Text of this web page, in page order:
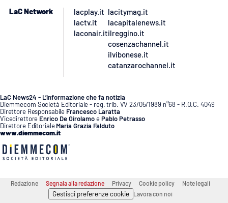
Food
Storie
LAC
NETWORK
LaC Network
lacplay.it
lactv.it
laconair.it
lacitymag.it
lacapitalenews.it
ilreggino.it
cosenzachannel.it
ilvibonese.it
catanzarochannel.it
LaC News24 - L’informazione che fa notizia
Diemmecom Società Editoriale - reg. trib. VV 23/05/1989 n°68 - R.O.C. 4049
Direttore Responsabile Francesco Laratta
Vicedirettore Enrico De GirolamoePablo Petrasso
Direttore Editoriale Maria Grazia Falduto
www.diemmecom.it
Redazione Segnala alla redazione Privacy Cookie policy Note legali
Gestisci preferenze cookie Lavora con noi